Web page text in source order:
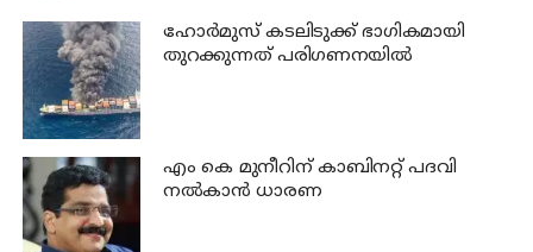
ഹോര്‍മുസ് കടലിടുക്ക് ഭാഗികമായി
തുറക്കുന്നത് പരിഗണനയില്‍
എം കെ മുനീറിന് കാബിനറ്റ് പദവി
നല്‍കാന്‍ ധാരണ